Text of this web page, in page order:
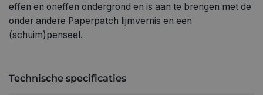
effen en oneffen ondergrond en is aan te brengen met de
onder andere Paperpatch lijmvernis en een
(schuim)penseel.
Technische specificaties